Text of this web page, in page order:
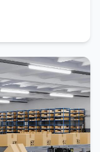
”的动作不到
二的时间都花